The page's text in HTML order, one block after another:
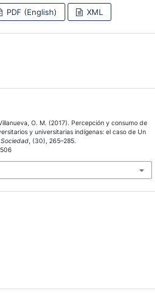
PDF (English) XML
O. M. (2017). Percepción y consumo de
y universitarias indígenas: el caso de Un
, (30), 265–285.